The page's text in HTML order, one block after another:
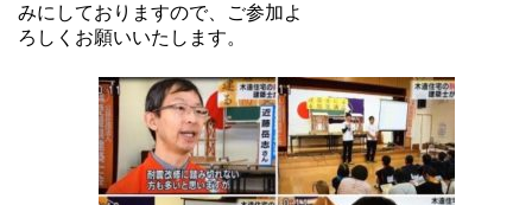
みにしておりますので、ご参加よ
ろしくお願いいたします。